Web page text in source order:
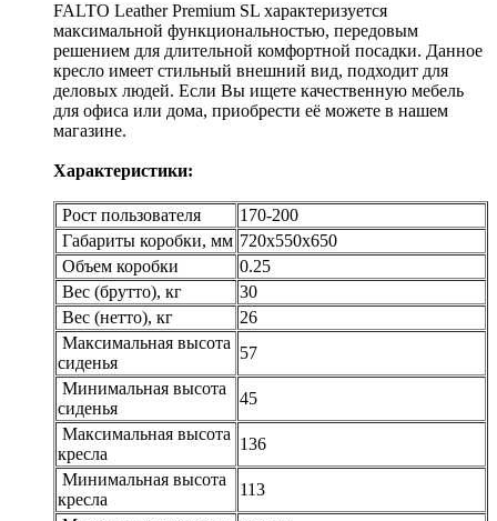
FALTO Leather Premium SL характеризуется
максимальной функциональностью, передовым
решением для длительной комфортной посадки. Данное
кресло имеет стильный внешний вид, подходит для
деловых людей. Если Вы ищете качественную мебель
для офиса или дома, приобрести её можете в нашем
магазине.
Характеристики:
Рост пользователя
170-200
Габариты коробки, мм 720х550х650
Объем коробки
0.25
Вес (брутто), кг
30
Вес (нетто), кг
26
Максимальная высота
сиденья
57
Минимальная высота
сиденья
45
Максимальная высота
кресла
136
Минимальная высота
кресла
113